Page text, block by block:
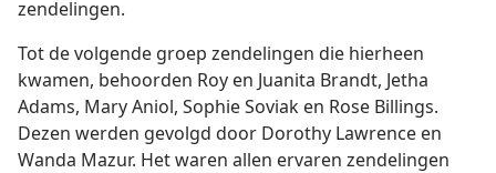
zendelingen.
Tot de volgende groep zendelingen die hierheen
kwamen, behoorden Roy en Juanita Brandt, Jetha
Adams, Mary Aniol, Sophie Soviak en Rose Billings.
Dezen werden gevolgd door Dorothy Lawrence en
Wanda Mazur. Het waren allen ervaren zendelingen